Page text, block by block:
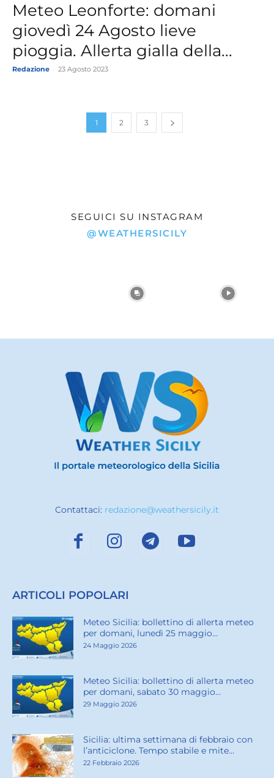
Meteo Leonforte: domani
giovedì 24 Agosto lieve
pioggia. Allerta gialla della...
Redazione 23 Agosto 2023
1 2 3
SEGUICI SU INSTAGRAM
@WEATHERSICILY
Contattaci: redazione@weathersicily.it
ARTICOLI POPOLARI
Meteo Sicilia: bollettino di allerta meteo
per domani, lunedì 25 maggio...
24 Maggio 2026
Meteo Sicilia: bollettino di allerta meteo
per domani, sabato 30 maggio...
29 Maggio 2026
Sicilia: ultima settimana di febbraio con
l’anticiclone. Tempo stabile e mite...
22 Febbraio 2026